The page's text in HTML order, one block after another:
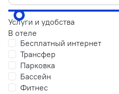
Услуги и удобства
В отеле
Бесплатный интернет
Трансфер
Парковка
Бассейн
Фитнес